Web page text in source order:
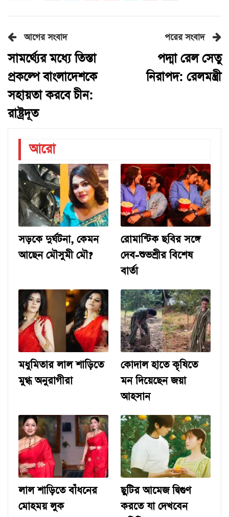
আগের সংবাদ
সামর্থ্যের মধ্যে তিস্তা
প্রকল্পে বাংলাদেশকে
সহায়তা করবে চীন:
রাষ্ট্রদূত
পরের সংবাদ
পদ্মা রেল সেতু
নিরাপদ: রেলমন্ত্রী
আরো
সড়কে দুর্ঘটনা, কেমন
আছেন মৌসুমী মৌ?
রোমান্টিক ছবির সঙ্গে
দেব-শুভশ্রীর বিশেষ
বার্তা
মধুমিতার লাল শাড়িতে
মুগ্ধ অনুরাগীরা
কোদাল হাতে কৃষিতে
মন দিয়েছেন জয়া
আহসান
লাল শাড়িতে বাঁধনের
মোহময় লুক
ছুটির আমেজ দ্বিগুণ
করতে যা দেখবেন